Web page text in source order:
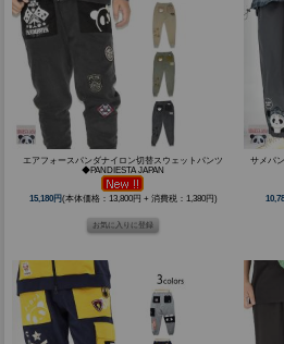
エアフォースパンダナイロン切替スウェットパンツ
◆PANDIESTA JAPAN
15,180円(本体価格：13,800円 + 消費税：1,380円)
サメパ